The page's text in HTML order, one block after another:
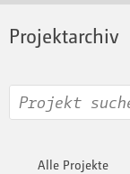
Projektarchiv
Alle Projekte